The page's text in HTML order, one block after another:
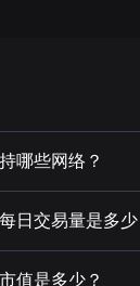
哪些网络？
日交易量是多少
值是多少？